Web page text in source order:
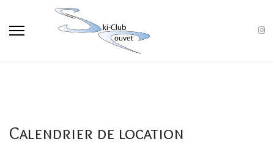
Calendrier de location